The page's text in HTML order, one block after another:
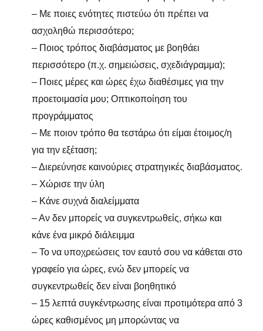
– Με ποιες ενότητες πιστεύω ότι πρέπει να
ασχοληθώ περισσότερο;
– Ποιος τρόπος διαβάσματος με βοηθάει
περισσότερο (π.χ. σημειώσεις, σχεδιάγραμμα);
– Ποιες μέρες και ώρες έχω διαθέσιμες για την
προετοιμασία μου; Οπτικοποίηση του
προγράμματος
– Με ποιον τρόπο θα τεστάρω ότι είμαι έτοιμος/η
για την εξέταση;
– Διερεύνησε καινούριες στρατηγικές διαβάσματος.
– Χώρισε την ύλη
– Κάνε συχνά διαλείμματα
– Αν δεν μπορείς να συγκεντρωθείς, σήκω και
κάνε ένα μικρό διάλειμμα
– Το να υποχρεώσεις τον εαυτό σου να κάθεται στο
γραφείο για ώρες, ενώ δεν μπορείς να
συγκεντρωθείς δεν είναι βοηθητικό
– 15 λεπτά συγκέντρωσης είναι προτιμότερα από 3
ώρες καθισμένος μη μπορώντας να